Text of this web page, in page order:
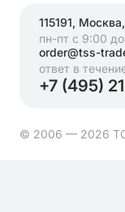
115191,
пн-пт с 9:00
order@tss-
ответ в
+7 (495)
© 2006 — 2026